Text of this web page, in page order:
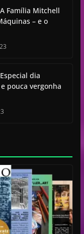
Família Mitchell
– e o
dia
pouca vergonha